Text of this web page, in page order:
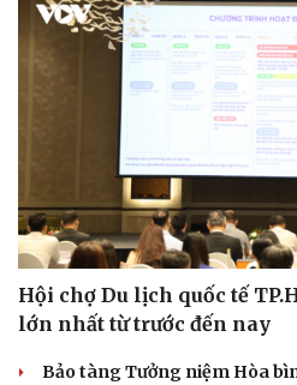
Dinh dưỡng - món ngon
Sản phụ khoa
Làm đẹp - giảm cân
Phòng mạch online
Ăn sạch sống khỏe
Hội chợ Du lịch quốc tế
lớn nhất từ trước đến nay
Bảo tàng Tưởng niệm Hòa